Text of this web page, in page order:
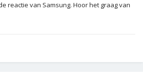
reactie van Samsung. Hoor het graag van